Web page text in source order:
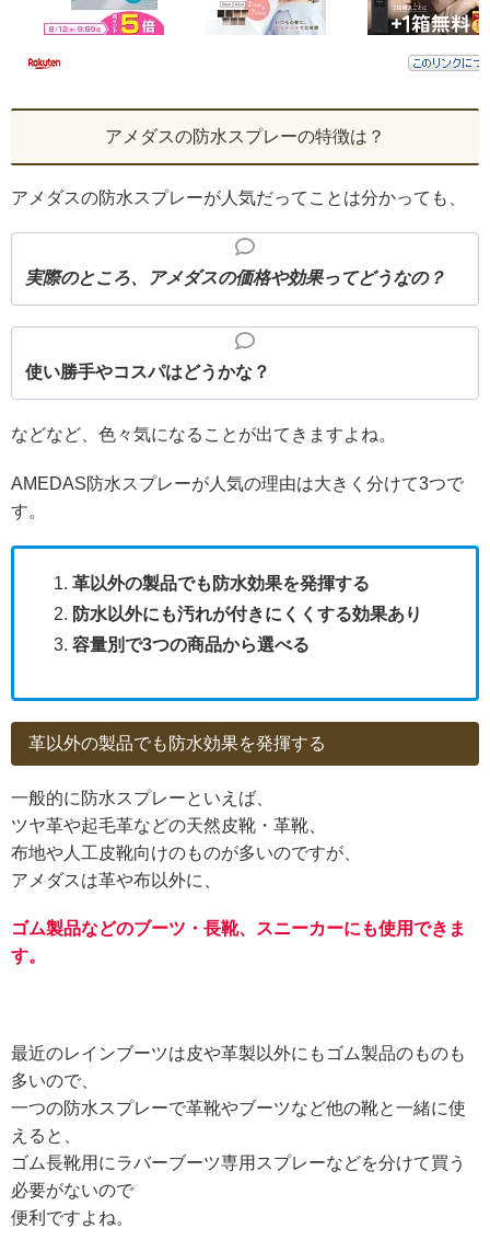
アメダスの防水スプレーの特徴は？
アメダスの防水スプレーが人気だってことは分かっても、
実際のところ、アメダスの価格や効果ってどうなの？
使い勝手やコスパはどうかな？
などなど、色々気になることが出てきますよね。
AMEDAS防水スプレーが人気の理由は大きく分けて3つで
す。
革以外の製品でも防水効果を発揮する
防水以外にも汚れが付きにくくする効果あり
容量別で3つの商品から選べる
革以外の製品でも防水効果を発揮する
一般的に防水スプレーといえば、
ツヤ革や起毛革などの天然皮靴・革靴、
布地や人工皮靴向けのものが多いのですが、
アメダスは革や布以外に、
ゴム製品などのブーツ・長靴、スニーカーにも使用できま
す。
最近のレインブーツは皮や革製以外にもゴム製品のものも
多いので、
一つの防水スプレーで革靴やブーツなど他の靴と一緒に使
えると、
ゴム長靴用にラバーブーツ専用スプレーなどを分けて買う
必要がないので
便利ですよね。